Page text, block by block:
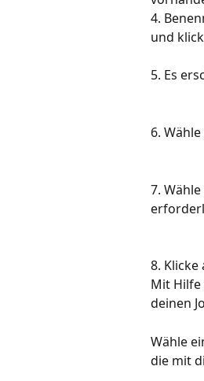
4.
und
5. Es
6.
7.
8. Klicke
Mit Hilfe
deinen
Wähle
die mit